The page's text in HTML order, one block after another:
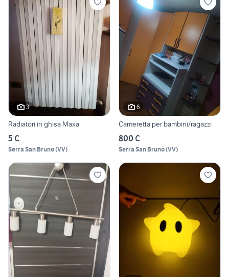
3
Radiatori in ghisa Maxa
5 €
Serra San Bruno(VV)
6
Cameretta per bambini/ragazzi
800 €
Serra San Bruno(VV)